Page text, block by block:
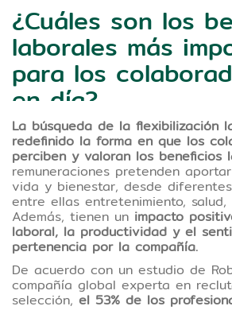
¿Cuáles son los
laborales más
para los
en día?
En los últimos años, los
trabajo y las
colaboradores han
significativamente. En
las áreas de gestión
llamadas a renovar los
laborales.
Tipo de contenido:Lectura
La búsqueda de la flexibilización
redefinido la forma en que los
perciben y valoran los beneficios
remuneraciones pretenden
vida y bienestar, desde
entre ellas entretenimiento, salud,
Además, tienen un impacto
laboral, la productividad y el
pertenencia por la compañía.
De acuerdo con un estudio de
compañía global experta en
selección, el 53% de los